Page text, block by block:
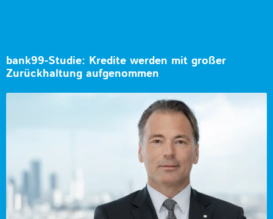
bank99-Studie: Kredite werden mit großer
Zurückhaltung aufgenommen